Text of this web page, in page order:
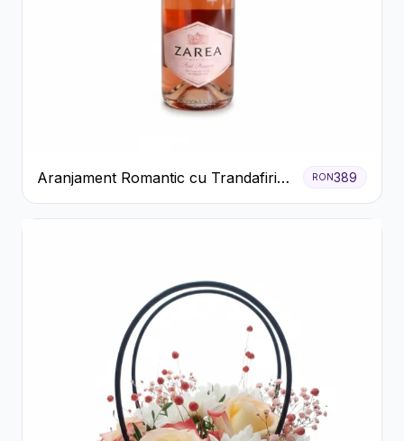
Aranjament Romantic cu Trandafiri
Roșii și Șampanie rose
RON389